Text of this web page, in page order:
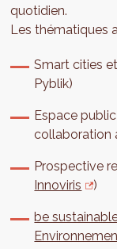
quotidien.
Les thématiques
Smart cities
Pyblik)
Espace
collaboration
Prospective
Innoviris
)
be